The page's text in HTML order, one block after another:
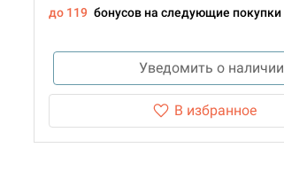
до 119 бонусов на следующие покупки
Уведомить о наличии
В избранное